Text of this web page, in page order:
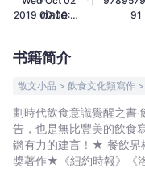
版）：
有
機
野
生
食
2019 00:00:00
Universal
91
书籍简介
散文小品 > 飲食文化類寫作
劃時代飲食意識覺醒之書
告，也是無比豐美的飲食
鏘有力的建言！★ 餐飲界
獎著作★《紐約時報》《